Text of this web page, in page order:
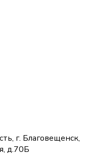
г. Благовещенск,
д.70Б